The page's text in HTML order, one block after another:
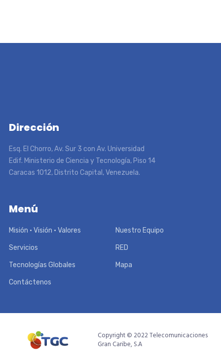
Dirección
Esq. El Chorro, Av. Sur 3 con Av. Universidad
Edif. Ministerio de Ciencia y Tecnología, Piso 14
Caracas 1012, Distrito Capital, Venezuela.
Menú
Misión • Visión • Valores Nuestro Equipo
Servicios RED
Tecnologías Globales Mapa
Contáctenos
Copyright © 2022 Telecomunicaciones
Gran Caribe, S.A